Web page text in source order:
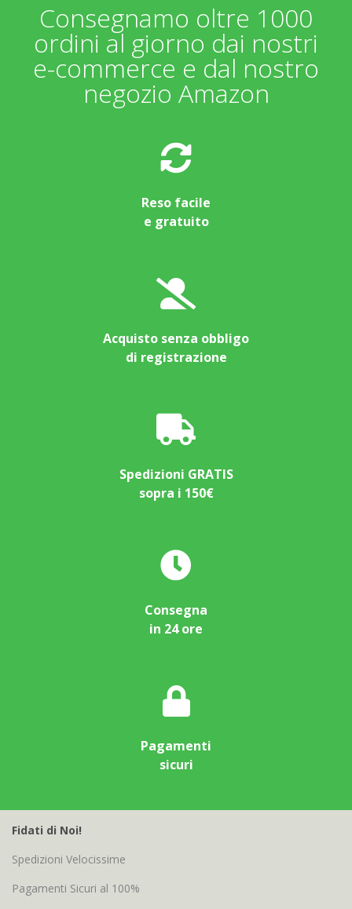
Consegnamo oltre 1000
ordini al giorno dai nostri
e-commerce e dal nostro
negozio Amazon
Reso facile
e gratuito
Acquisto senza obbligo
di registrazione
Spedizioni GRATIS
sopra i 150€
Consegna
in 24 ore
Pagamenti
sicuri
Fidati di Noi!
Spedizioni Velocissime
Pagamenti Sicuri al 100%